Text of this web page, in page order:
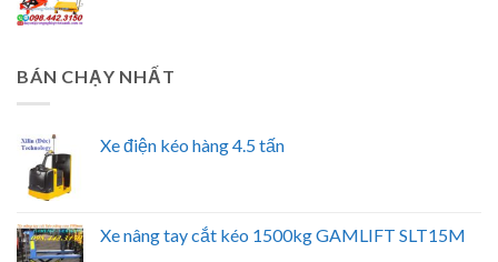
BÁN CHẠY NHẤT
Xe điện kéo hàng 4.5 tấn
Xe nâng tay cắt kéo 1500kg GAMLIFT SLT15M